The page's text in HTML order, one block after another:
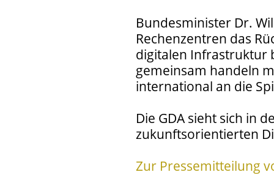
Bundesminister Dr.
Rechenzentren das
digitalen Infrastruktur
gemeinsam handeln
international an die
Die GDA sieht sich in
zukunftsorientierten
Zur Pressemitteilung